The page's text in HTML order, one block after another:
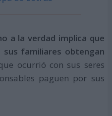
a la verdad implica que
familiares obtengan
ocurrió con sus seres
paguen por sus